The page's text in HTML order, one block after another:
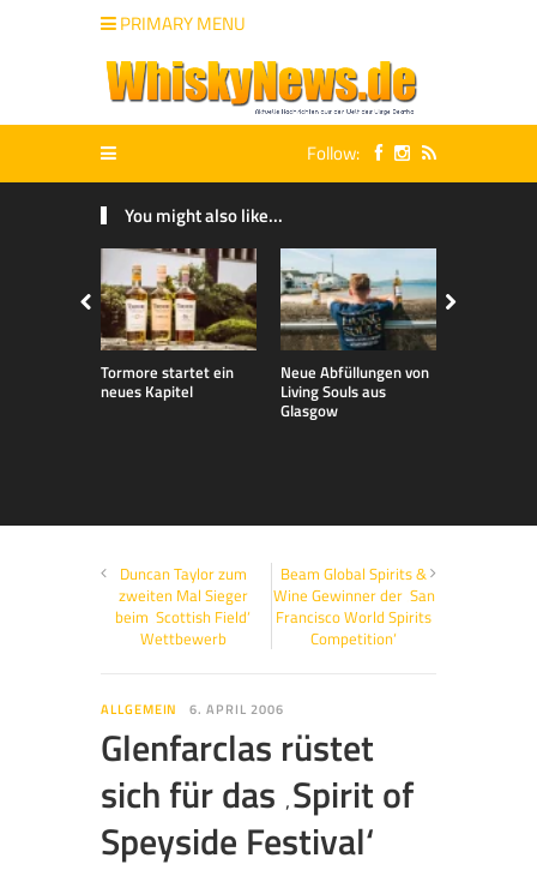
PRIMARY MENU
Follow:
You might also like...
Tormore startet ein
neues Kapitel
Neue Abfüllungen von
Living Souls aus
Glasgow
Duncan Taylor zum
zweiten Mal Sieger
beim ‚Scottish Field‘
Wettbewerb
Beam Global Spirits &
Wine Gewinner der ‚San
Francisco World Spirits
Competition‘
ALLGEMEIN 6. APRIL 2006
Glenfarclas rüstet
sich für das ‚Spirit of
Speyside Festival‘